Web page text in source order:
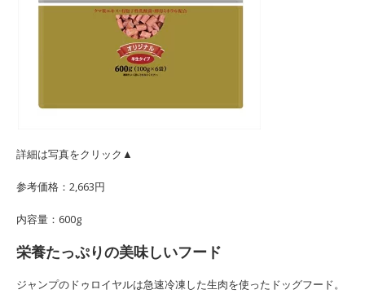
詳細は写真をクリック▲
参考価格：2,663円
内容量：600g
栄養たっぷりの美味しいフード
ジャンプのドゥロイヤルは急速冷凍した生肉を使ったドッグフード。